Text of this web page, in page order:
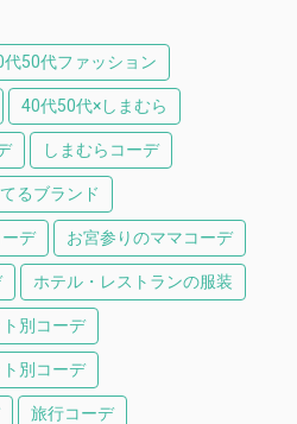
代50代ファッション
40代50代×しまむら
しまむらコーデ
るブランド
デ お宮参りのママコーデ
ホテル・レストランの服装
別コーデ
別コーデ
旅行コーデ